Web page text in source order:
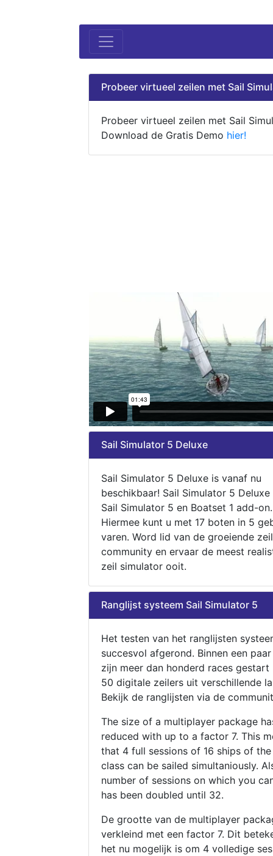
Probeer virtueel zeilen met Sail
Probeer virtueel zeilen met Sail
Download de Gratis Demo hier!
Sail Simulator 5 Deluxe
Sail Simulator 5 Deluxe is vanaf nu
beschikbaar! Sail Simulator 5
Sail Simulator 5 en Boatset 1 add-on.
Hiermee kunt u met 17 boten in 5
varen. Word lid van de groeiende zeil
community en ervaar de meest
zeil simulator ooit.
Ranglijst systeem Sail Simulator 5
Het testen van het ranglijsten
succesvol afgerond. Binnen een
zijn meer dan honderd races gestart
50 digitale zeilers uit verschillende
Bekijk de ranglijsten via de
The size of a multiplayer package
reduced with up to a factor 7. This
that 4 full sessions of 16 ships of
class can be sailed simultaniously.
number of sessions on which you
has been doubled until 32.
De grootte van de multiplayer
verkleind met een factor 7. Dit
het nu mogelijk is om 4 volledige